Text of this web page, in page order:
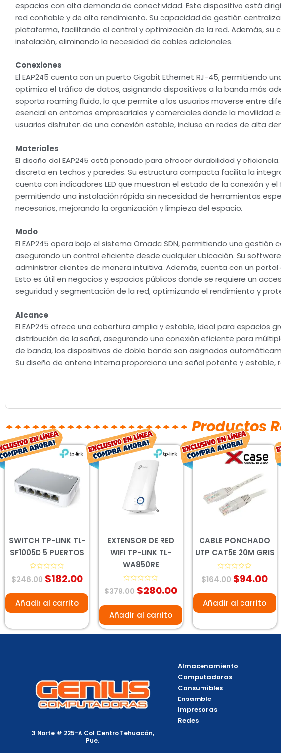
espacios con alta demanda de conectividad. Este dispositivo está
red confiable y de alto rendimiento. Su capacidad de gestión
plataforma, facilitando el control y optimización de la red. Además, su
instalación, eliminando la necesidad de cables adicionales.
Conexiones
El EAP245 cuenta con un puerto Gigabit Ethernet RJ-45, permitiendo
optimiza el tráfico de datos, asignando dispositivos a la banda más
soporta roaming fluido, lo que permite a los usuarios moverse entre
esencial en entornos empresariales y comerciales donde la
usuarios disfruten de una conexión estable, incluso en redes de alta
Materiales
El diseño del EAP245 está pensado para ofrecer durabilidad y
discreta en techos y paredes. Su estructura compacta facilita la
cuenta con indicadores LED que muestran el estado de la conexión y
permitiendo una instalación rápida sin necesidad de herramientas
necesarios, mejorando la organización y limpieza del espacio.
Modo
El EAP245 opera bajo el sistema Omada SDN, permitiendo una
asegurando un control eficiente desde cualquier ubicación. Su
administrar clientes de manera intuitiva. Además, cuenta con un
Esto es útil en negocios y espacios públicos donde se requiere un
seguridad y segmentación de la red, optimizando el rendimiento y
Alcance
El EAP245 ofrece una cobertura amplia y estable, ideal para espacios
distribución de la señal, asegurando una conexión eficiente para
de banda, los dispositivos de doble banda son asignados
Su diseño de antena interna proporciona una señal potente y estable,
Productos
SWITCH TP-LINK TL-
SF1005D 5 PUERTOS
Valorado
con
de
$246.00
El
original
era:
$246.00.
$182.00
El
precio
Añadir al carrito
EXTENSOR DE RED
WIFI TP-LINK TL-
WA850RE
Valorado
con
de
$378.00
El
precio
original
era:
$378.00.
$280.00
El
precio
$280.00.
Añadir al carrito
CABLE PONCHADO
UTP CAT5E 20M GRIS
Valorado
con
de
$164.00
El
precio
original
era:
$164.00.
$94.00
El
Añadir al carrito
3 Norte # 225-A Col Centro Tehuacán,
Pue.
Almacenamiento
Computadoras
Consumibles
Ensamble
Impresoras
Redes